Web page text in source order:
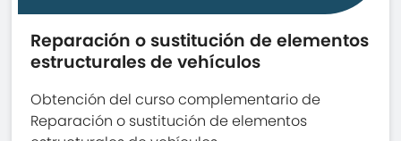
Reparación o sustitución de elementos
estructurales de vehículos
Obtención del curso complementario de
Reparación o sustitución de elementos